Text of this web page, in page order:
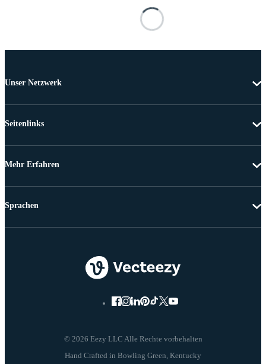
Unser Netzwerk
Seitenlinks
Mehr Erfahren
© 2026 Eezy LLC Alle Rechte vorbehalten
Sprachen